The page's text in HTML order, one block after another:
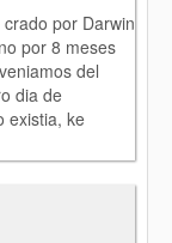
por Darwin
por 8 meses
del
dia de
existia, ke